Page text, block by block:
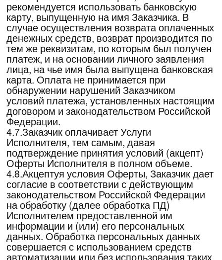
5.Стоимость услуг Исполнителя и
порядок расчетов по Договору
5.1.Оплата Услуг, предоставляемых
Заказчику, осуществляется на основе 100%
предоплаты. Оплата Услуг производится
Заказчиком в российских рублях.
5.2.Оплата производится Заказчиком путем
перечисления денежных средств на
расчетный счет Исполнителя, с помощью
видов оплаты, указанных в Оферте.
5.3.Заказчик самостоятельно отслеживает
изменение реквизитов Исполнителя,
указанных в настоящем Договоре, и несет
ответственность за правильность
производимых им платежей.
5.4.Стоимость Услуг публикуются на Сайте
или предоставляется Исполнителем по
средствам телефонной связи. Услуги
Исполнителя НДС не облагаются согласно
п.2 статьи 346.11 главы 26.2 НК РФ.
5.5.Если Заказчик уведомил Исполнителя
об одностороннем отказе от исполнения
Договора не позднее, чем за 30 (тридцать)